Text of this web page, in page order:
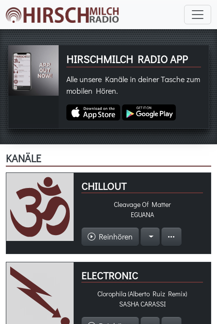
HIRSCHMILCH RADIO APP
Alle unsere Kanäle in deiner Tasche zum
mobilen Hören.
KANÄLE
CHILLOUT
Cleavage Of Matter
EGUANA
Reinhören
ELECTRONIC
Clorophila (Alberto Ruiz Remix)
SASHA CARASSI